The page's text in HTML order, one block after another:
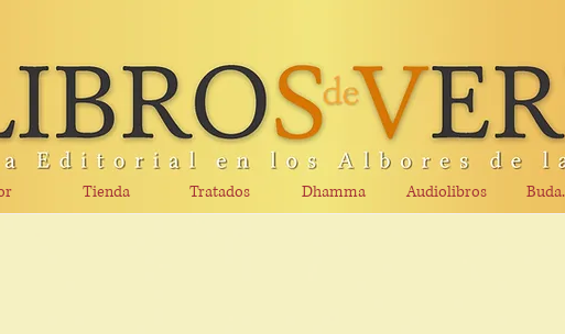
Tienda Tratados Dhamma Audiolibros